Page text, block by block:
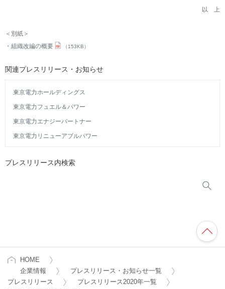
以 上
＜別紙＞
組織改編の概要
（153KB）
関連プレスリリース・お知らせ
東京電力ホールディングス
東京電力フュエル＆パワー
東京電力エナジーパートナー
東京電力リニューアブルパワー
プレスリリース内検索
HOME
企業情報
プレスリリース・お知らせ一覧
プレスリリース
プレスリリース2020年一覧